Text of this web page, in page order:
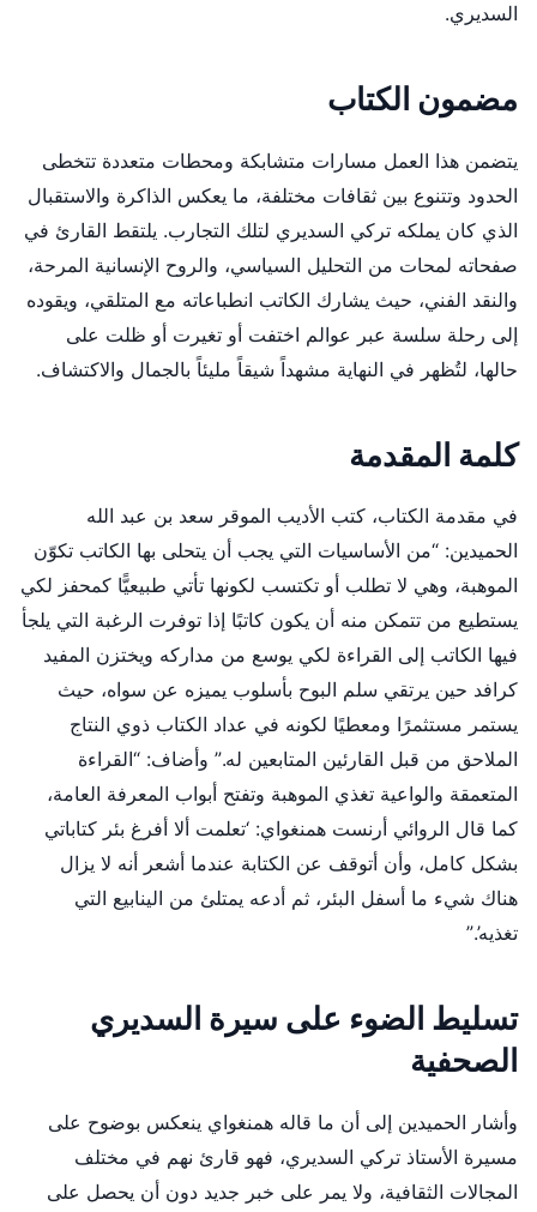
السديري.
مضمون الكتاب
يتضمن هذا العمل مسارات متشابكة ومحطات متعددة تتخطى
الحدود وتتنوع بين ثقافات مختلفة، ما يعكس الذاكرة والاستقبال
الذي كان يملكه تركي السديري لتلك التجارب. يلتقط القارئ في
صفحاته لمحات من التحليل السياسي، والروح الإنسانية المرحة،
والنقد الفني، حيث يشارك الكاتب انطباعاته مع المتلقي، ويقوده
إلى رحلة سلسة عبر عوالم اختفت أو تغيرت أو ظلت على
حالها، لتُظهر في النهاية مشهداً شيقاً مليئاً بالجمال والاكتشاف.
كلمة المقدمة
في مقدمة الكتاب، كتب الأديب الموقر سعد بن عبد الله
الحميدين: “من الأساسيات التي يجب أن يتحلى بها الكاتب تكوّن
الموهبة، وهي لا تطلب أو تكتسب لكونها تأتي طبيعيًّا كمحفز لكي
يستطيع من تتمكن منه أن يكون كاتبًا إذا توفرت الرغبة التي يلجأ
فيها الكاتب إلى القراءة لكي يوسع من مداركه ويختزن المفيد
كرافد حين يرتقي سلم البوح بأسلوب يميزه عن سواه، حيث
يستمر مستثمرًا ومعطيًا لكونه في عداد الكتاب ذوي النتاج
الملاحق من قبل القارئين المتابعين له.” وأضاف: “القراءة
المتعمقة والواعية تغذي الموهبة وتفتح أبواب المعرفة العامة،
كما قال الروائي أرنست همنغواي: ‘تعلمت ألا أفرغ بئر كتاباتي
بشكل كامل، وأن أتوقف عن الكتابة عندما أشعر أنه لا يزال
هناك شيء ما أسفل البئر، ثم أدعه يمتلئ من الينابيع التي
تغذيه’.”
تسليط الضوء على سيرة السديري
الصحفية
وأشار الحميدين إلى أن ما قاله همنغواي ينعكس بوضوح على
مسيرة الأستاذ تركي السديري، فهو قارئ نهم في مختلف
المجالات الثقافية، ولا يمر على خبر جديد دون أن يحصل على